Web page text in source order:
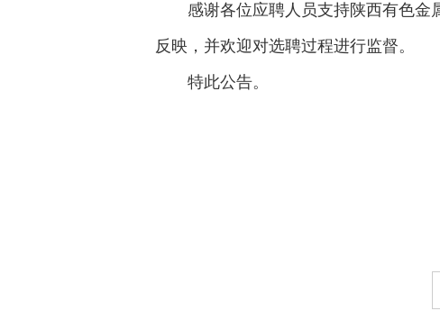
感谢各位应聘人员支持陕西有色金
反映，并欢迎对选聘过程进行监督。
特此公告。
陕西有
2025